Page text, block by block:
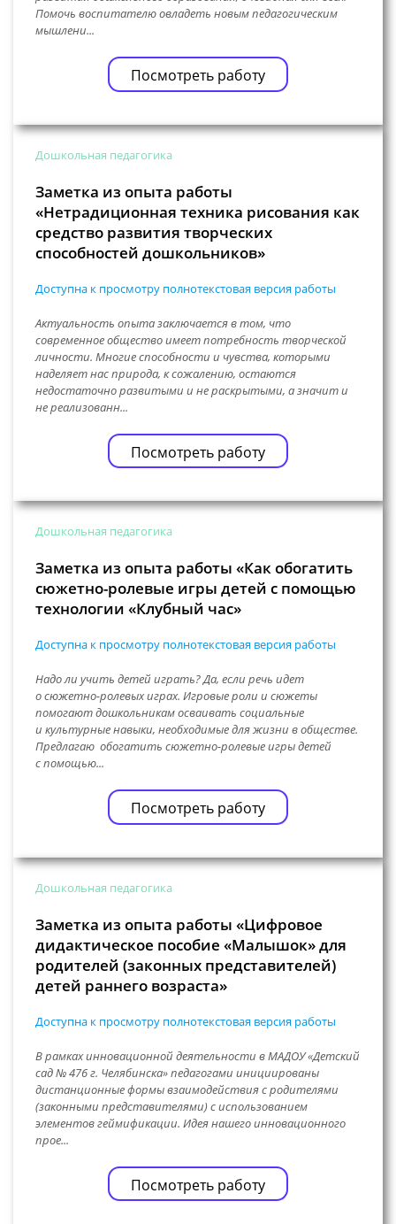
Помочь воспитателю овладеть новым педагогическим
мышлени...
Посмотреть работу
Дошкольная педагогика
Заметка из опыта работы
«Нетрадиционная техника рисования как
средство развития творческих
способностей дошкольников»
Доступна к просмотру полнотекстовая версия работы
Актуальность опыта заключается в том, что
современное общество имеет потребность творческой
личности. Многие способности и чувства, которыми
наделяет нас природа, к сожалению, остаются
недостаточно развитыми и не раскрытыми, а значит и
не реализованн...
Посмотреть работу
Дошкольная педагогика
Заметка из опыта работы «Как обогатить
сюжетно-ролевые игры детей с помощью
технологии «Клубный час»
Доступна к просмотру полнотекстовая версия работы
Надо ли учить детей играть? Да, если речь идет
о сюжетно-ролевых играх. Игровые роли и сюжеты
помогают дошкольникам осваивать социальные
и культурные навыки, необходимые для жизни в обществе.
Предлагаю обогатить сюжетно-ролевые игры детей
с помощью...
Посмотреть работу
Дошкольная педагогика
Заметка из опыта работы «Цифровое
дидактическое пособие «Малышок» для
родителей (законных представителей)
детей раннего возраста»
Доступна к просмотру полнотекстовая версия работы
В рамках инновационной деятельности в МАДОУ «Детский
сад № 476 г. Челябинска» педагогами инициированы
дистанционные формы взаимодействия с родителями
(законными представителями) с использованием
элементов геймификации. Идея нашего инновационного
прое...
Посмотреть работу